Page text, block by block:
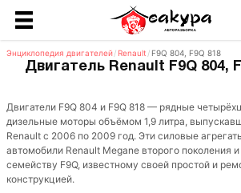
Энциклопедия двигателей/ Renault / F9Q 804, F9Q 818
Двигатель Renault F9Q 804,
Двигатели F9Q 804 и F9Q 818 — рядные
дизельные моторы объёмом 1,9 литра,
Renault с 2006 по 2009 год. Эти силовые
автомобили Renault Megane второго поколения
семейству F9Q, известному своей простой и
конструкцией.